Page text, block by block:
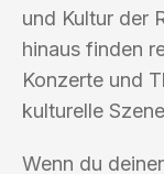
und Kultur der
hinaus finden
Konzerte und
kulturelle
Wenn du